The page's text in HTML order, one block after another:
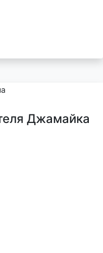
Джамайка